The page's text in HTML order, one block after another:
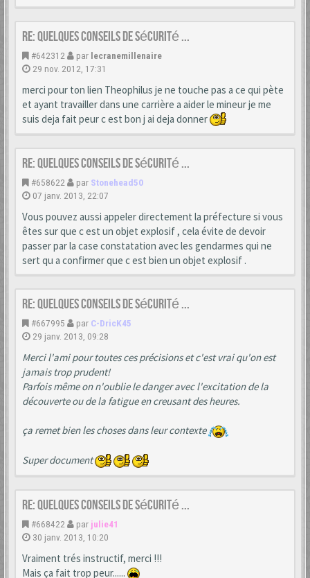
Re: Quelques conseils de sécurité ...
#642312 par lecranemillenaire
29 nov. 2012, 17:31
merci pour ton lien Theophilus je ne touche pas a ce qui pète
et ayant travailler dans une carrière a aider le mineur je me
suis deja fait peur c est bon j ai deja donner
Re: Quelques conseils de sécurité ...
#658622 par Stonehead50
07 janv. 2013, 22:07
Vous pouvez aussi appeler directement la préfecture si vous
êtes sur que c est un objet explosif , cela évite de devoir
passer par la case constatation avec les gendarmes qui ne
sert qu a confirmer que c est bien un objet explosif .
Re: Quelques conseils de sécurité ...
#667995 par C-DricK45
29 janv. 2013, 09:28
Merci l'ami pour toutes ces précisions et c'est vrai qu'on est
jamais trop prudent!
Parfois même on n'oublie le danger avec l'excitation de la
découverte ou de la fatigue en creusant des heures.
ça remet bien les choses dans leur contexte
Super document
Re: Quelques conseils de sécurité ...
#668422 par julie41
30 janv. 2013, 10:20
Vraiment trés instructif, merci !!!
Mais ça fait trop peur......